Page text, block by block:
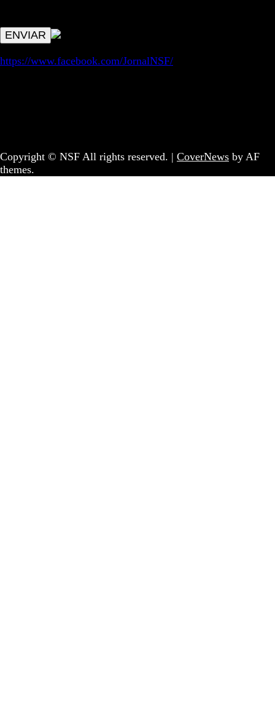
https://www.facebook.com/JornalNSF/
Copyright © NSF All rights reserved. | CoverNews by AF
themes.